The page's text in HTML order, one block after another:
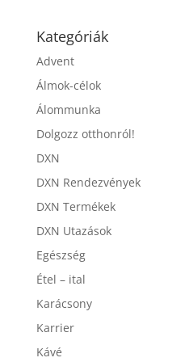
Kategóriák
Advent
Álmok-célok
Álommunka
Dolgozz otthonról!
DXN
DXN Rendezvények
DXN Termékek
DXN Utazások
Egészség
Étel – ital
Karácsony
Karrier
Kávé